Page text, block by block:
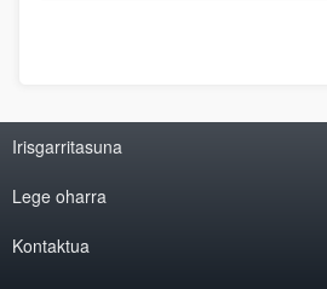
Irisgarritasuna
Lege oharra
Kontaktua